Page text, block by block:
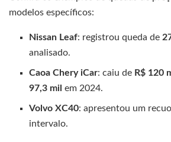
modelos específicos:
Nissan Leaf: registrou queda de
analisado.
Caoa Chery iCar: caiu de R$ 120
97,3 mil em 2024.
Volvo XC40: apresentou um
intervalo.